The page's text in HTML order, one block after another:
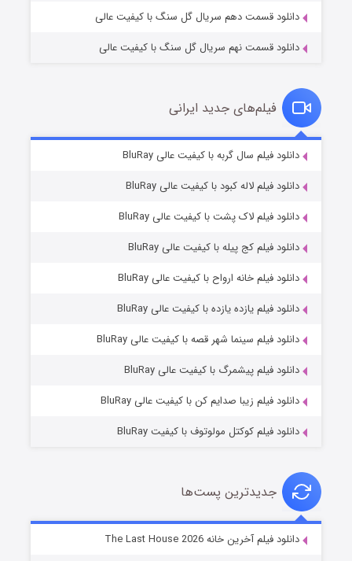
قسمت۷ (زیرنویس) منتشر شد
خاندان اژدها فصل ۳
دانلود قسمت دهم سریال گل سنگ با کیفیت عالی
دانلود قسمت نهم سریال گل سنگ با کیفیت عالی
فیلم‌های جدید ایرانی
دانلود فیلم سال گربه با کیفیت عالی BluRay
دانلود فیلم لاله کبود با کیفیت عالی BluRay
دانلود فیلم لاک پشت با کیفیت عالی BluRay
دانلود فیلم کج‌ پیله با کیفیت عالی BluRay
دانلود فیلم خانه ارواح با کیفیت عالی BluRay
دانلود فیلم یازده یازده با کیفیت عالی BluRay
دانلود فیلم سینما شهر قصه با کیفیت عالی BluRay
دانلود فیلم پیشمرگ با کیفیت عالی BluRay
دانلود فیلم زیبا صدایم کن با کیفیت عالی BluRay
دانلود فیلم کوکتل مولوتوف با کیفیت BluRay
جدیدترین پست‌ها
دانلود فیلم آخرین خانه The Last House 2026